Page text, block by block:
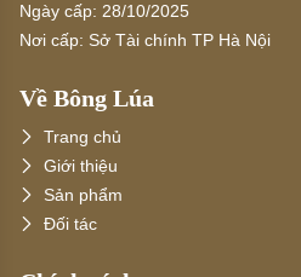
Ngày cấp: 28/10/2025
Nơi cấp: Sở Tài chính TP Hà Nội
Về Bông Lúa
Trang chủ
Giới thiệu
Sản phẩm
Đối tác